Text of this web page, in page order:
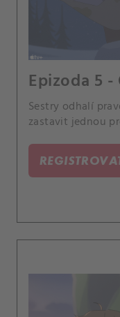
Epizoda 5
Sestry odhalí
zastavit jednou